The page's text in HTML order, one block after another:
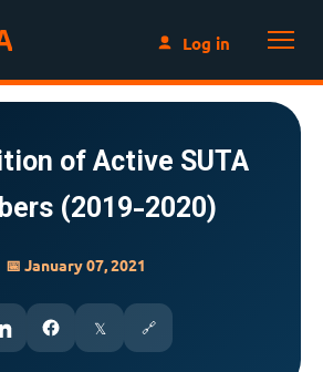
Log in
of Active SUTA
(2019-2020)
📅 January 07, 2021
𝕏 🔗